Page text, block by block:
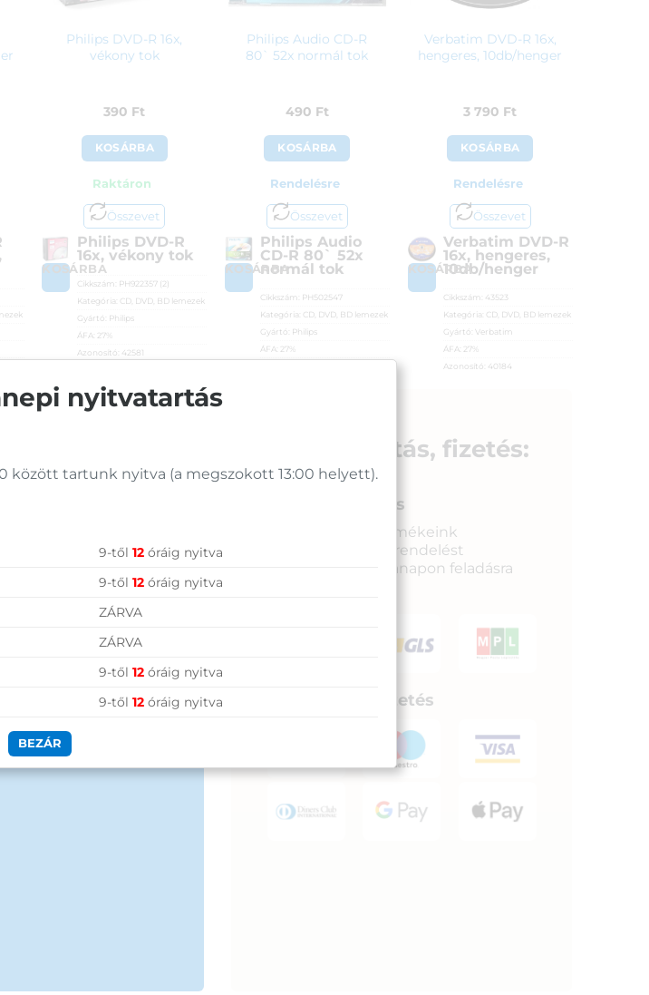
Philips DVD-R 16x,
vékony tok
390 Ft
KOSÁRBA
Raktáron
Összevet
KOSÁRBA
Philips DVD-R
16x, vékony tok
Cikkszám: PH922357 (2)
Kategória: CD, DVD, BD lemezek
Gyártó: Philips
ÁFA:
27%
Azonosító: 42581
Philips Audio CD-R
80` 52x normál tok
490 Ft
KOSÁRBA
Rendelésre
Összevet
KOSÁRBA
Philips Audio
CD-R 80` 52x
normál tok
Cikkszám: PH502547
Kategória: CD, DVD, BD lemezek
Gyártó: Philips
ÁFA:
27%
Verbatim DVD-R 16x,
hengeres, 10db/henger
3 790 Ft
KOSÁRBA
Rendelésre
Összevet
KOSÁRBA
Verbatim DVD-R
16x, hengeres,
10db/henger
Cikkszám: 43523
Kategória: CD, DVD, BD lemezek
Gyártó: Verbatim
ÁFA:
27%
Azonosító: 40184
ingyenes szállítás
vállalkozásoknak
Szállítás, fizetés:
Gyors kiszállítás
Raktáron lévő termékeink
legkésőbb a megrendelést
követkető munkanapon feladásra
Biztonságos fizetés
nyitvatartás
között tartunk nyitva (a megszokott 13:00 helyett).
9-től 12óráig nyitva
9-től 12óráig nyitva
ZÁRVA
ZÁRVA
9-től 12óráig nyitva
9-től 12óráig nyitva
BEZÁR